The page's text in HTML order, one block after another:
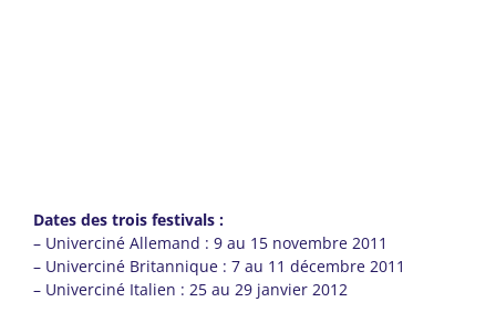
Dates des trois festivals :
– Univerciné Allemand : 9 au 15 novembre 2011
– Univerciné Britannique : 7 au 11 décembre 2011
– Univerciné Italien : 25 au 29 janvier 2012